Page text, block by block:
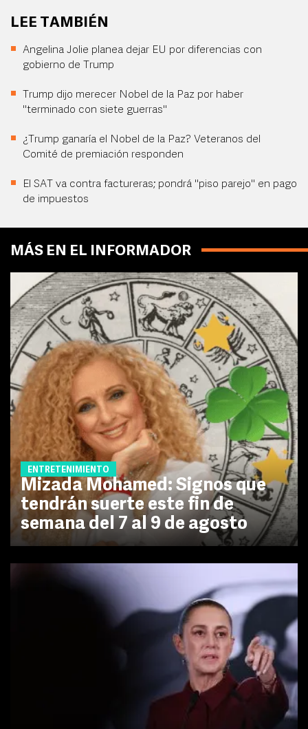
LEE TAMBIÉN
Angelina Jolie planea dejar EU por diferencias con
gobierno de Trump
Trump dijo merecer Nobel de la Paz por haber
"terminado con siete guerras"
¿Trump ganaría el Nobel de la Paz? Veteranos del
Comité de premiación responden
El SAT va contra factureras; pondrá "piso parejo" en pago
de impuestos
MÁS EN EL INFORMADOR
ENTRETENIMIENTO
Mizada Mohamed: Signos que
tendrán suerte este fin de
semana del 7 al 9 de agosto